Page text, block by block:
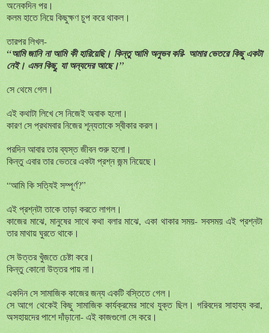
অনেকদিন পর।
কলম হাতে নিয়ে কিছুক্ষণ চুপ করে থাকল।
তারপর লিখল-
“আমি জানি না আমি কী হারিয়েছি। কিন্তু আমি অনুভব করি- আমার ভেতরে কিছু একটা
নেই। এমন কিছু, যা অন্যদের আছে।”
সে থেমে গেল।
এই কথাটা লিখে সে নিজেই অবাক হলো।
কারণ সে প্রথমবার নিজের শূন্যতাকে স্বীকার করল।
পরদিন আবার তার ব্যস্ত জীবন শুরু হলো।
কিন্তু এবার তার ভেতরে একটা প্রশ্ন জন্ম নিয়েছে।
“আমি কি সত্যিই সম্পূর্ণ?”
এই প্রশ্নটা তাকে তাড়া করতে লাগল।
কাজের মাঝে, মানুষের সাথে কথা বলার মাঝে, একা থাকার সময়- সবসময় এই প্রশ্নটা
তার মাথায় ঘুরতে থাকে।
সে উত্তর খুঁজতে চেষ্টা করে।
কিন্তু কোনো উত্তর পায় না।
একদিন সে সামাজিক কাজের জন্য একটি বস্তিতে গেল।
সে আগে থেকেই কিছু সামাজিক কার্যক্রমের সাথে যুক্ত ছিল। গরিবদের সাহায্য করা,
অসহায়দের পাশে দাঁড়ানো- এই কাজগুলো সে করে।